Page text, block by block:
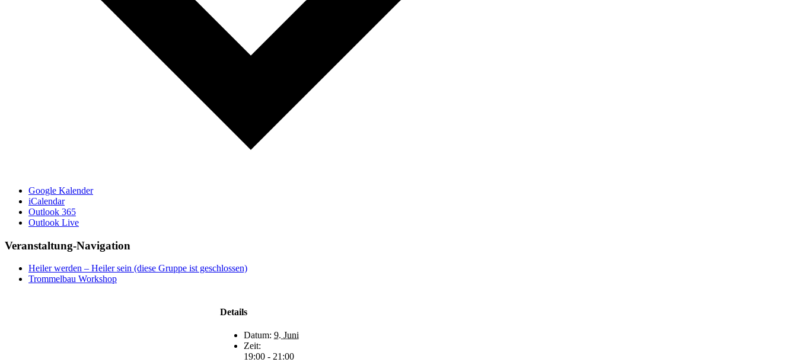
Google Kalender
iCalendar
Outlook 365
Outlook Live
Veranstaltung-Navigation
Heiler werden – Heiler sein (diese Gruppe ist geschlossen)
Trommelbau Workshop
Details
Datum: 9. Juni
Zeit:
19:00 - 21:00